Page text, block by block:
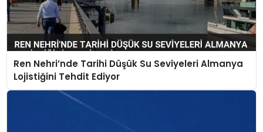
Ren Nehri’nde Tarihi Düşük Su Seviyeleri Almanya
Lojistiğini Tehdit Ediyor